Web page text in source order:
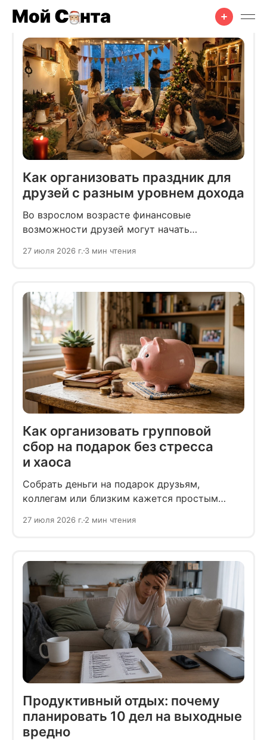
Как организовать праздник для
друзей с разным уровнем дохода
Во взрослом возрасте финансовые
возможности друзей могут начать
открыто обсуждать денежные вопросы
на неудобные условия и не отказываться
от встреч вовсе.
27 июля 2026 г. 3 мин чтения
Как организовать групповой
сбор на подарок без стресса
и хаоса
Собрать деньги на подарок друзьям,
коллегам или близким кажется простым
праздничного настроения.
27 июля 2026 г. 2 мин чтения
Продуктивный отдых: почему
планировать 10 дел на выходные
вредно